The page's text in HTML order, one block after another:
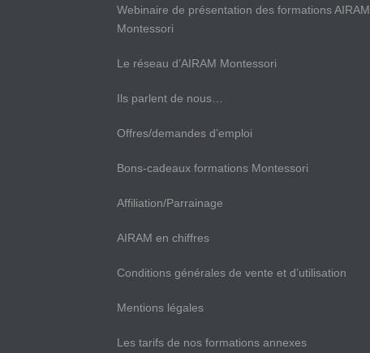
Webinaire de présentation des formations AIRAM
Montessori
Le réseau d’AIRAM Montessori
Ils parlent de nous…
Offres/demandes d’emploi
Bons-cadeaux formations Montessori
Affiliation/Parrainage
AIRAM en chiffres
Conditions générales de vente et d’utilisation
Mentions légales
Les tarifs de nos formations annexes